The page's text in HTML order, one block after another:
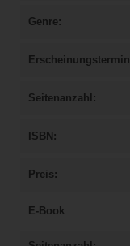
Genre
Erscheinungstermin
Seitenanzahl
ISBN
Preis
E-Book